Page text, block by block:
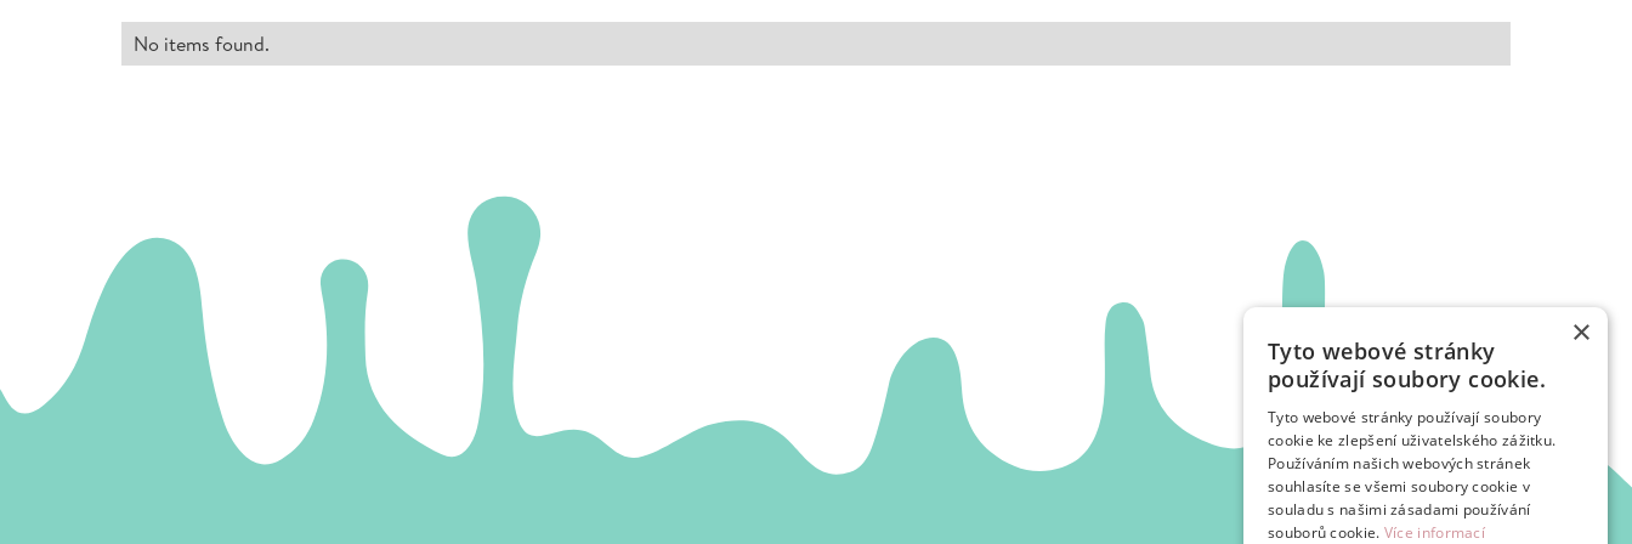
No items found.
×
Tyto webové stránky
používají soubory cookie.
Tyto webové stránky používají soubory
cookie ke zlepšení uživatelského zážitku.
Používáním našich webových stránek
souhlasíte se všemi soubory cookie v
souladu s našimi zásadami používání
souborů cookie. Více informací